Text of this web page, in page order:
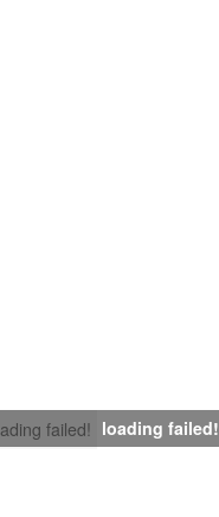
failed! loading failed!